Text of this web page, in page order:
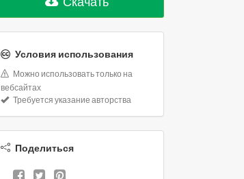
Условия использования
Можно использовать только на
вебсайтах
Требуется указание авторства
Поделиться